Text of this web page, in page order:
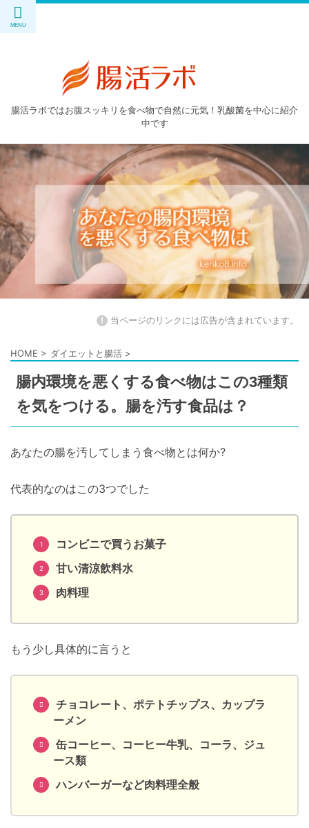
腸活ラボではお腹スッキリを食べ物で自然に元気！乳酸菌を中心に紹介
中です
! 当ページのリンクには広告が含まれています。
HOME > ダイエットと腸活 >
腸内環境を悪くする食べ物はこの3種類
を気をつける。腸を汚す食品は？
あなたの腸を汚してしまう食べ物とは何か?
代表的なのはこの3つでした
コンビニで買うお菓子
甘い清涼飲料水
肉料理
もう少し具体的に言うと
チョコレート、ポテトチップス、カップラ
ーメン
缶コーヒー、コーヒー牛乳、コーラ、ジュ
ース類
ハンバーガーなど肉料理全般